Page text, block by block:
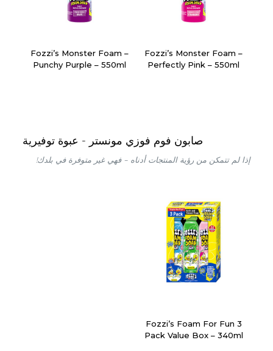
Fozzi’s Monster Foam –
Perfectly Pink – 550ml
Fozzi’s Monster Foam –
Punchy Purple – 550ml
صابون فوم فوزي مونستر - عبوة توفيرية
إذا لم تتمكن من رؤية المنتجات أدناه – فهي غير متوفرة في بلدك!
Fozzi’s Foam For Fun 3
Pack Value Box – 340ml